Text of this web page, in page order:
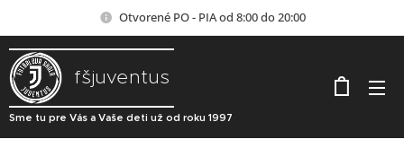
Otvorené PO - PIA od 8:00 do 20:00
fšjuventus
Sme tu pre Vás a Vaše deti už od roku 1997